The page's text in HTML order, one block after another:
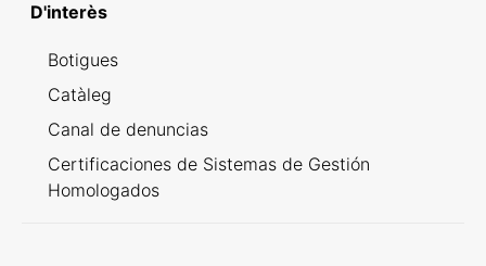
D'interès
Botigues
Catàleg
Canal de denuncias
Certificaciones de Sistemas de Gestión
Homologados